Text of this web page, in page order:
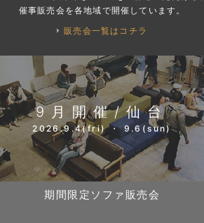
催事販売会を各地域で開催しています。
販売会一覧はコチラ
9月開催/仙台
2026.9.4(fri) ・ 9.6(sun)
期間限定ソファ販売会